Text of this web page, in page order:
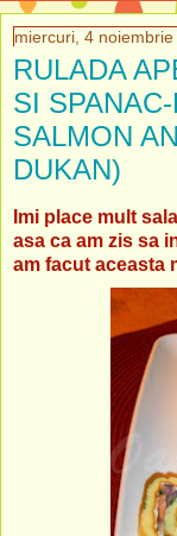
miercuri, 4
RULADA
SI
SALMON
DUKAN)
Imi place mult
asa ca am zis sa
am facut aceasta